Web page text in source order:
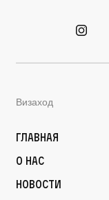
Визаход
Главная
О нас
Новости